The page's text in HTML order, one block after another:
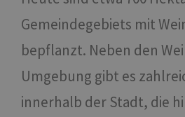
Gemeindegebiets mit
bepflanzt. Neben den
Umgebung gibt es
innerhalb der Stadt, die